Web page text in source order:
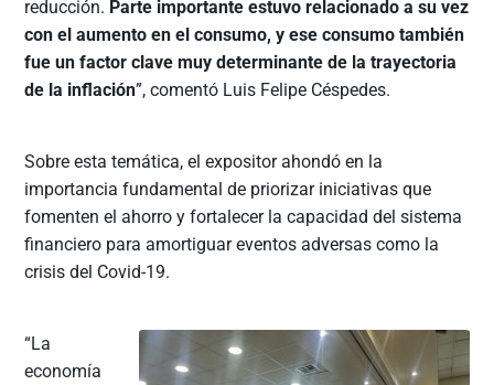
reducción. Parte importante estuvo relacionado a su vez
con el aumento en el consumo, y ese consumo también
fue un factor clave muy determinante de la trayectoria
de la inflación”, comentó Luis Felipe Céspedes.
Sobre esta temática, el expositor ahondó en la
importancia fundamental de priorizar iniciativas que
fomenten el ahorro y fortalecer la capacidad del sistema
financiero para amortiguar eventos adversas como la
crisis del Covid-19.
“La
economía